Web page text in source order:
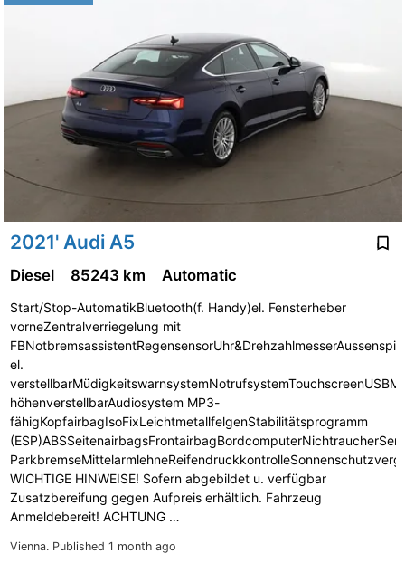
2021' Audi A5
Vienna. Published 1 month ago
Diesel 85243 km Automatic
Start/Stop-AutomatikBluetooth(f. Handy)el. Fensterheber
vorneZentralverriegelung mit
el.
höhenverstellbarAudiosystem MP3-
fähigKopfairbagIsoFixLeichtmetallfelgenStabilitätsprogramm
WICHTIGE HINWEISE! Sofern abgebildet u. verfügbar
Zusatzbereifung gegen Aufpreis erhältlich. Fahrzeug
Anmeldebereit! ACHTUNG …